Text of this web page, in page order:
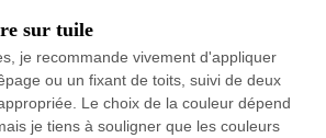
sur tuile
je recommande vivement d'appliquer
ou un fixant de toits, suivi de deux
Le choix de la couleur dépend
je tiens à souligner que les couleurs